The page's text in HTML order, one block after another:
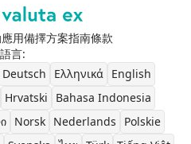
用備擇方案指南條款
語言:
Deutsch Ελληνικά
English
Hrvatski
Bahasa Indonesia
Norsk Nederlands
Polskie